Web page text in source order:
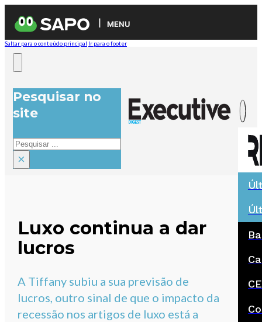
MENU
Saltar para o conteúdo principal Ir para o footer
Pesquisar no
site
Pesquisar
×
Luxo continua a dar
lucros
A Tiffany subiu a sua previsão de
lucros, outro sinal de que o impacto da
recessão nos artigos de luxo está a